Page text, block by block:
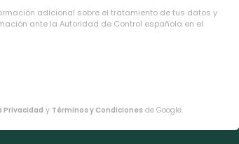
adicional sobre el tratamiento de tus datos y
ante la Autoridad de Control española en el
Privacidad y Términos y Condiciones de Google.